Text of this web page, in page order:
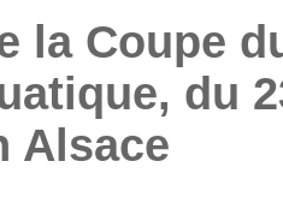
la Coupe
du
Alsace